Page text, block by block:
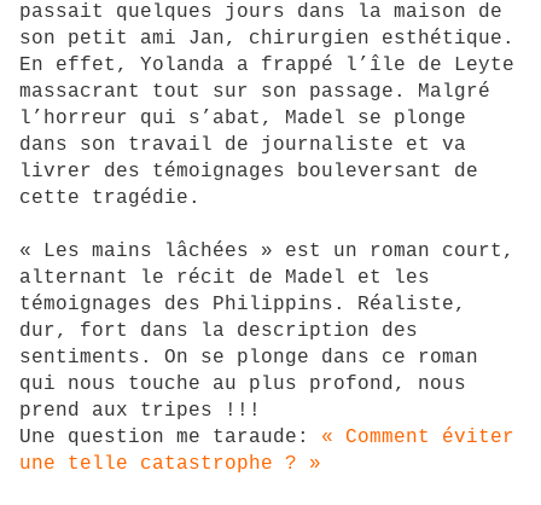
passait quelques jours dans la maison de
son petit ami Jan, chirurgien esthétique.
En effet, Yolanda a frappé l’île de Leyte
massacrant tout sur son passage. Malgré
l’horreur qui s’abat, Madel se plonge
dans son travail de journaliste et va
livrer des témoignages bouleversant de
cette tragédie.
« Les mains lâchées » est un roman court,
alternant le récit de Madel et les
témoignages des Philippins. Réaliste,
dur, fort dans la description des
sentiments. On se plonge dans ce roman
qui nous touche au plus profond, nous
prend aux tripes !!!
Une question me taraude: « Comment éviter
une telle catastrophe ? »